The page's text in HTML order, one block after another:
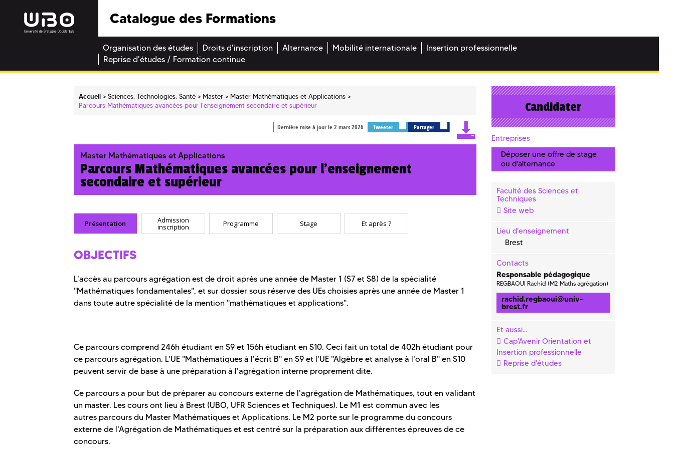
Catalogue des Formations
Organisation des études Droits d'inscription Alternance Mobilité internationale
Insertion professionnelle
Reprise d'études / Formation continue
Accueil Sciences, Technologies, Santé Master
Master Mathématiques et Applications
Parcours Mathématiques avancées pour l'enseignement secondaire et supérieur
Dernière mise à jour le 2 mars 2026 Tweeter Partager
Master Mathématiques et Applications
Parcours Mathématiques avancées pour l'enseignement
secondaire et supérieur
Présentation Admission
inscription Programme Stage Et après ?
OBJECTIFS
L'accès au parcours agrégation est de droit après une année de Master 1 (S7 et S8) de la spécialité
"Mathématiques fondamentales", et sur dossier sous réserve des UEs choisies après une année de Master 1
dans toute autre spécialité de la mention "mathématiques et applications".
Ce parcours comprend 246h étudiant en S9 et 156h étudiant en S10. Ceci fait un total de 402h étudiant pour
ce parcours agrégation. L'UE "Mathématiques à l'écrit B" en S9 et l'UE "Algèbre et analyse à l'oral B" en S10
peuvent servir de base à une préparation à l'agrégation interne proprement dite.
Ce parcours a pour but de préparer au concours externe de l'agrégation de Mathématiques, tout en validant
un master. Les cours ont lieu à Brest (UBO, UFR Sciences et Techniques). Le M1 est commun avec les
autres parcours du Master Mathématiques et Applications. Le M2 porte sur le programme du concours
externe de l'Agrégation de Mathématiques et est centré sur la préparation aux différentes épreuves de ce
concours.
Candidater
Entreprises
Déposer une offre de stage
ou d'alternance
Faculté des Sciences et
Techniques
Site web
Lieu d'enseignement
Brest
Contacts
Responsable pédagogique
REGBAOUI Rachid (M2 Maths agrégation)
rachid.regbaoui@univ-
brest.fr
Et aussi...
Cap'Avenir Orientation et
Insertion professionnelle
Reprise d'études